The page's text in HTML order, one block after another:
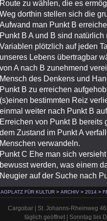
Route zu wählen, die es
Weg dorthin stellen sich die
Aufwand man Punkt B
Punkt B A und B sind
Variablen plötzlich auf jeden
unseres Lebens übertragbar
von A nach B zunehmend
Mensch des Denkens und
Punkt B zu erreichen
(s)einen bestimmten Reiz
einmal weiter nach Punkt B
Erreichen von Punkt B bereits
dem Zustand im Punkt A
Menschen verwandeln.
Punkt C Ehe man sich
bewusst werden, was einem
Neugier auf der Suche nach
FÜR KULTUR > ARCHIV > 2014 >
Cargobar | St. Johanns-Rheinweg
täglich geöffnet | Sonntag bis